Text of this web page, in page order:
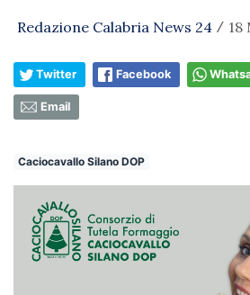
Redazione Calabria News 24 / 18
Twitter Facebook
Email
Caciocavallo Silano DOP